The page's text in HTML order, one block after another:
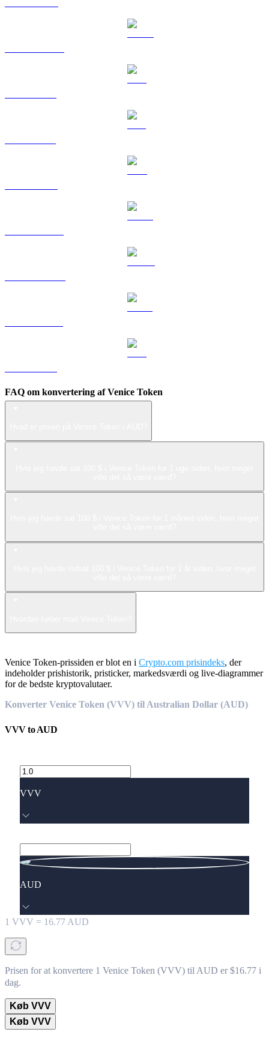
FAQ om konvertering af Venice Token
Venice Token-prissiden er blot en i Crypto.com prisindeks, der
indeholder prishistorik, pristicker, markedsværdi og live-diagrammer
for de bedste kryptovalutaer.
Konverter Venice Token (VVV) til Australian Dollar (AUD)
VVVtoAUD
VVV
AUD
1 VVV = 16.77 AUD
Prisen for at konvertere 1 Venice Token (VVV) til AUD er $16.77 i
dag.
Køb VVV
Køb VVV